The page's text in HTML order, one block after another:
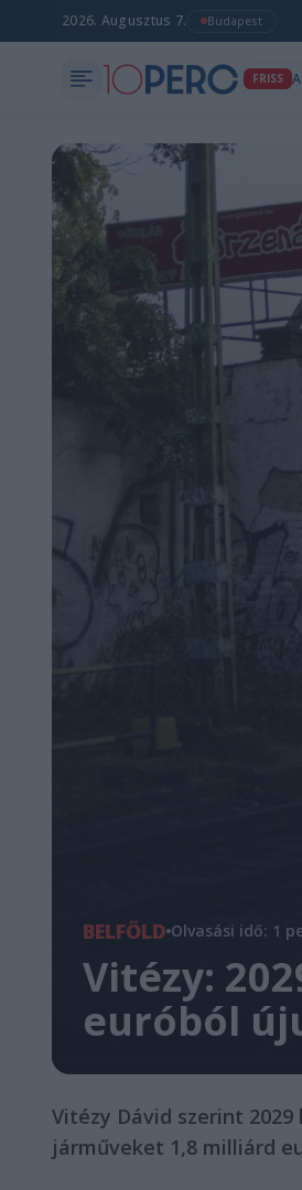
2026. Augusztus 7. Budapest
FRISS
BELFÖLD Olvasási idő: 1
Vitézy:
euróból
Vitézy Dávid szerint
járműveket 1,8 milliárd